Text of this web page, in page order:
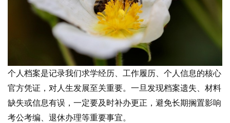
个人档案是记录我们求学经历、工作履历、个人信息的核心
官方凭证，对人生发展至关重要。一旦发现档案遗失、材料
缺失或信息有误，一定要及时补办更正，避免长期搁置影响
考公考编、退休办理等重要事宜。